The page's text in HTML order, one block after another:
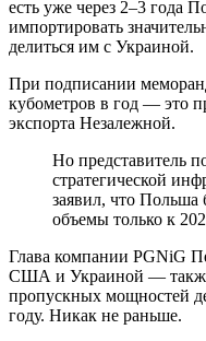
есть уже через 2–3 года
импортировать
делиться им с Украиной.
При подписании
кубометров в год — это
экспорта Незалежной.
Но представитель
стратегической
заявил, что Польша
объемы только к
Глава компании PGNiG
США и Украиной — также
пропускных мощностей
году. Никак не раньше.